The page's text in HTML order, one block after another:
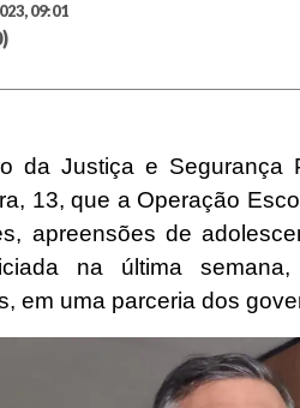
09:01
da Justiça e Segurança
13, que a Operação
apreensões de
na última
em uma parceria dos